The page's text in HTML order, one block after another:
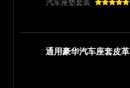
通用豪华汽车座套皮革